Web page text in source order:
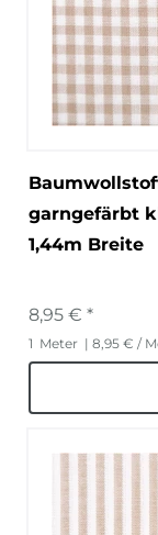
garngefärbt
1,44m Breite
8,95 € *
1 Meter | 8,95 € /